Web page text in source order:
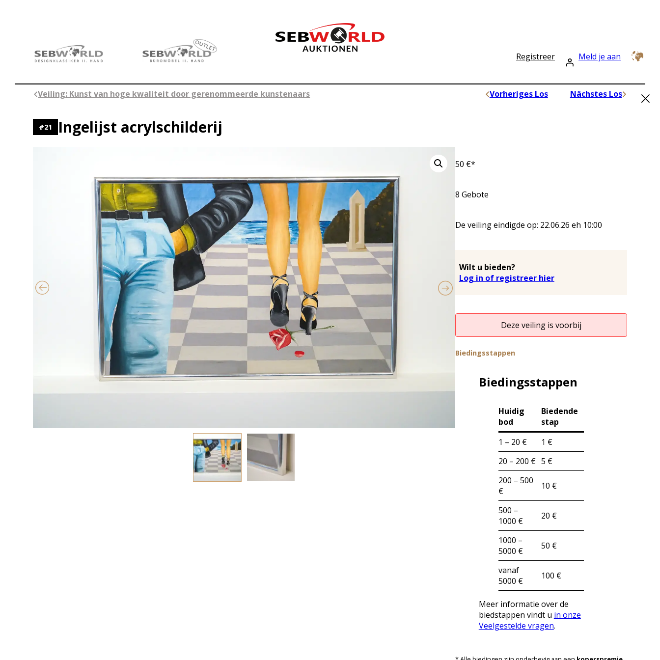
Registreer
Meld je aan
Veiling: Kunst van hoge kwaliteit door gerenommeerde kunstenaars Vorheriges Los Nächstes Los
#21 Ingelijst acrylschilderij
50 €*
8 Gebote
De veiling eindigde op: 22.06.26 eh 10:00
Wilt u bieden?
Log in of registreer hier
Deze veiling is voorbij
Biedingsstappen
Biedingsstappen
Huidig
bod
Biedende
stap
1 – 20 €
1 €
20 – 200 € 5 €
200 – 500
€
10 €
500 –
1000 €
20 €
1000 –
5000 €
50 €
vanaf
5000 €
100 €
Meer informatie over de
biedstappen vindt u in onze
Veelgestelde vragen.
×